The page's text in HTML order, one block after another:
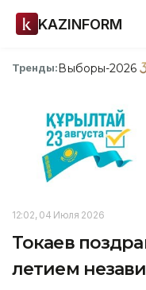
KAZINFORM
Тренды:Выборы-2026
12:02, 04 Июля 2026
Токаев
летием